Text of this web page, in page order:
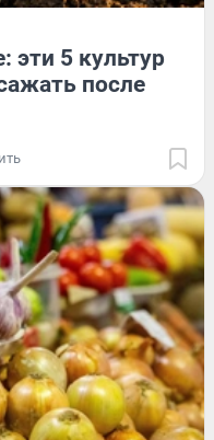
эти 5 культур
после